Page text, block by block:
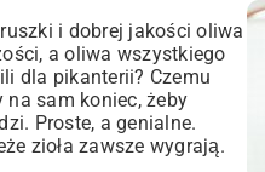
i dobrej jakości oliwa
a oliwa wszystkiego
dla pikanterii? Czemu
sam koniec, żeby
Proste, a genialne.
zioła zawsze wygrają.